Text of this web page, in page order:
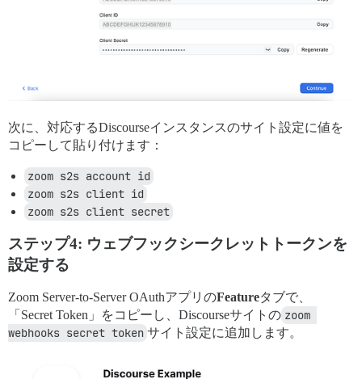
次に、対応するDiscourseインスタンスのサイト設定に値を
コピーして貼り付けます：
zoom s2s account id
zoom s2s client id
zoom s2s client secret
ステップ4: ウェブフックシークレットトークンを
設定する
Zoom Server-to-Server OAuthアプリのFeatureタブで、
「Secret Token」をコピーし、Discourseサイトの zoom
webhooks secret token サイト設定に追加します。